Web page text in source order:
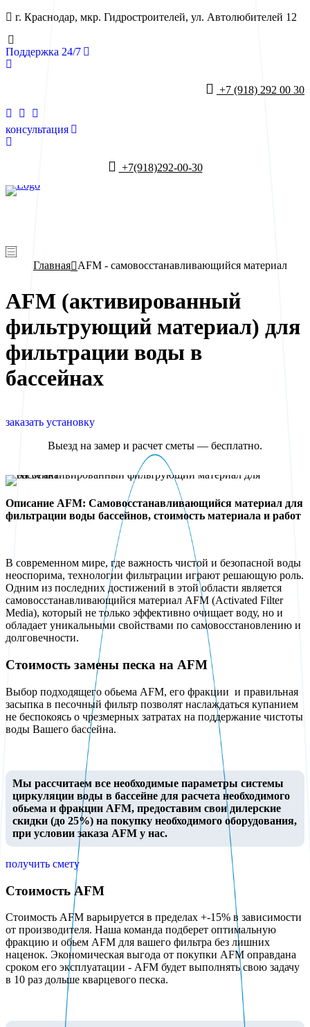
г. Краснодар, мкр. Гидростроителей, ул. Автолюбителей 12
Поддержка 24/7
+7 (918) 292 00 30
консультация
+7(918)292-00-30
Главная AFM - самовосстанавливающийся материал
AFM (активированный
фильтрующий материал) для
фильтрации воды в
бассейнах
заказать установку
Выезд на замер и расчет сметы — бесплатно.
Описание AFM: Самовосстанавливающийся материал для
фильтрации воды бассейнов, стоимость материала и работ
В современном мире, где важность чистой и безопасной воды
неоспорима, технологии фильтрации играют решающую роль.
Одним из последних достижений в этой области является
самовосстанавливающийся материал AFM (Activated Filter
Media), который не только эффективно очищает воду, но и
обладает уникальными свойствами по самовосстановлению и
долговечности.
Стоимость замены песка на AFM
Выбор подходящего обьема AFM, его фракции и правильная
засыпка в песочный фильтр позволят наслаждаться купанием
не беспокоясь о чрезмерных затратах на поддержание чистоты
воды Вашего бассейна.
Мы рассчитаем все необходимые параметры системы
циркуляции воды в бассейне для расчета необходимого
обьема и фракции AFM, предоставим свои дилерские
скидки (до 25%) на покупку необходимого оборудования,
при условии заказа AFM у нас.
получить смету
Стоимость AFM
Стоимость AFM варьируется в пределах +-15% в зависимости
от производителя. Наша команда подберет оптимальную
фракцию и обьем AFM для вашего фильтра без лишних
наценок. Экономическая выгода от покупки AFM оправдана
сроком его эксплуатации - AFM будет выполнять свою задачу
в 10 раз дольше кварцевого песка.